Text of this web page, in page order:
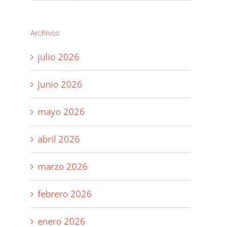
Archivos
julio 2026
junio 2026
mayo 2026
abril 2026
marzo 2026
febrero 2026
enero 2026